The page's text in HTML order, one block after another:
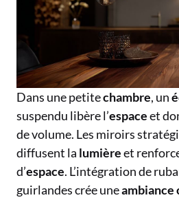
Dans une petitechambre, un
suspendu libère l’espaceet
de volume. Les miroirs
diffusent la lumièreet
d’espace. L’intégration de
guirlandes crée uneambiance